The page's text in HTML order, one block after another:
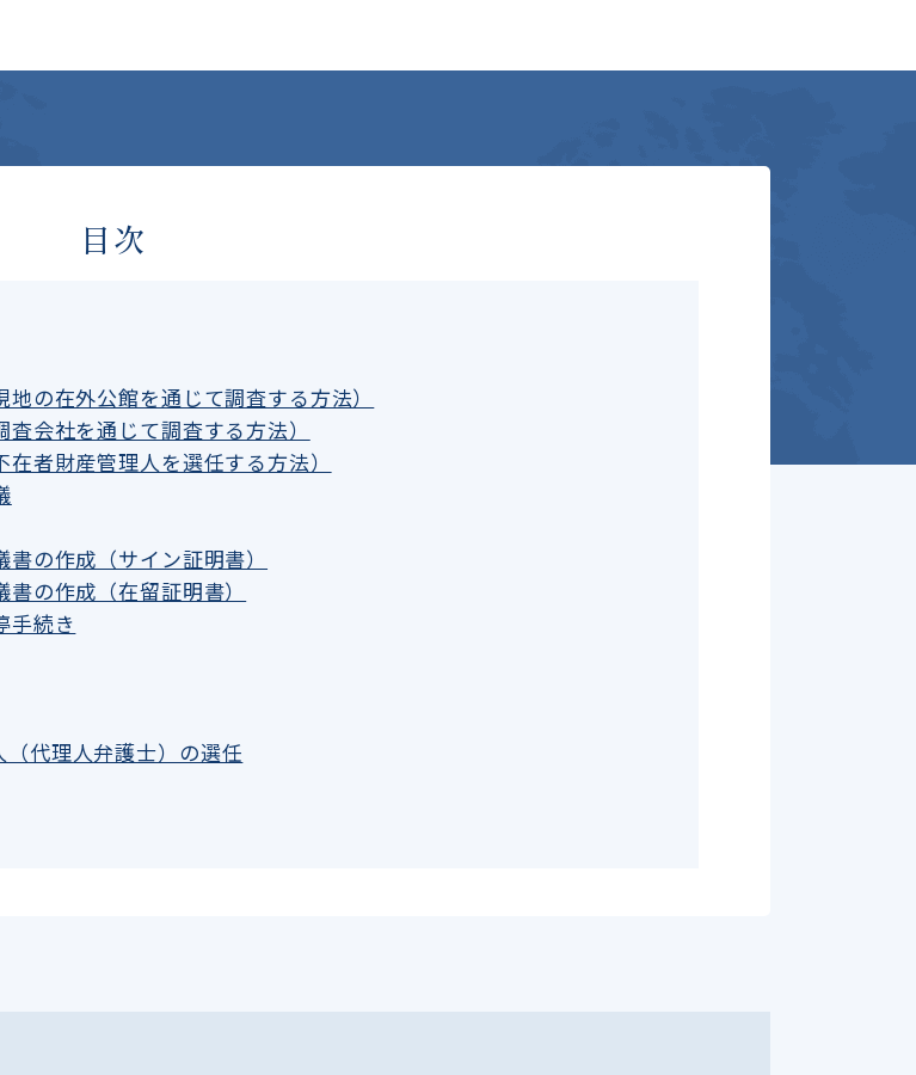
目次
の在外公館を通じて調査する方法）
会社を通じて調査する方法）
者財産管理人を選任する方法）
の作成（サイン証明書）
の作成（在留証明書）
手続き
代理人弁護士）の選任